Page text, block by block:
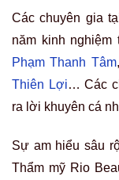
Các chuyên gia
năm kinh nghiệm
Phạm Thanh Tâm,
Thiên Lợi… Các
ra lời khuyên cá
Sự am hiểu sâu
Thẩm mỹ Rio